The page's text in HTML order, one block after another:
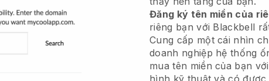
Đăng ký tên miền của
riêng bạn với Blackbell
Cung cấp một cái nhìn
doanh nghiệp hệ thống
mua tên miền của bạn
hình kỹ thuật và có